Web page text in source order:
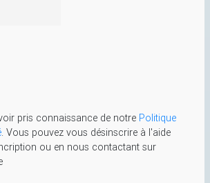
pris connaissance de notre Politique
. Vous pouvez vous désinscrire à l'aide
ou en nous contactant sur